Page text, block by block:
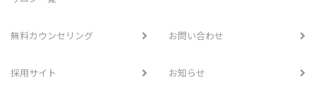
無料カウンセリング お問い合わせ
採用サイト お知らせ